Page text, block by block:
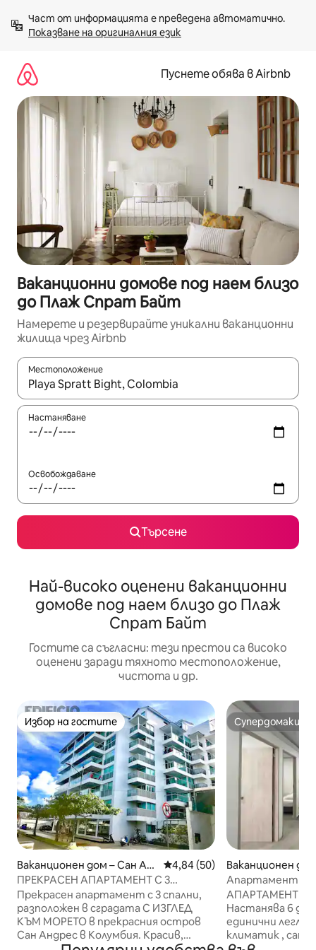
към
съдържанието
Показване на оригиналния език
Пуснете обява в Airbnb
Ваканционни домове под наем близо
до Плаж Спрат Байт
Намерете и резервирайте уникални ваканционни
жилища чрез Airbnb
Местоположение
Когато резултатите се покажат, използвайте
Настаняване
Освобождаване
Търсене
Най-високо оценени ваканционни
домове под наем близо до Плаж
Спрат Байт
Гостите са съгласни: тези престои са високо
оценени заради тяхното местоположение,
чистота и др.
Избор на гостите
Избор на гостите
Ваканционен дом – Сан Ан
дрес
Средна оценка: 4,84 от 5,
4,84 (50)
ПРЕКРАСЕН АПАРТАМЕНТ С 3
СПАЛНИ, СЪС СТРАХОТЕН ИЗГЛЕД
КЪМ ОКЕАНА!
Прекрасен апартамент с 3 спални,
разположен в сградата С ИЗГЛЕД
КЪМ МОРЕТО в прекрасния остров
Сан Андрес в Колумбия. Красив,
Супердомакин
Супердомакин
Ваканционен
рес
Апартамент
АПАРТАМЕНТ
Настанява 6
единични
климатик ,